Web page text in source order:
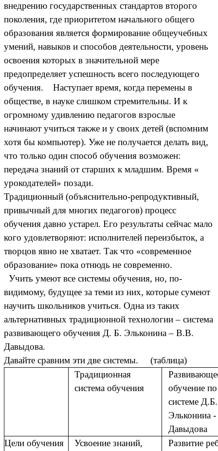
внедрению государственных стандартов второго
поколения, где приоритетом начального общего
образования является формирование общеучебных
умений, навыков и способов деятельности, уровень
освоения которых в значительной мере
предопределяет успешность всего последующего
обучения. Наступает время, когда перемены в
обществе, в науке слишком стремительны. И к
огромному удивлению педагогов взрослые
начинают учиться также и у своих детей (вспомним
хотя бы компьютер). Уже не получается делать вид,
что только один способ обучения возможен:
передача знаний от старших к младшим. Время «
урокодателей» позади.
Традиционный (объяснительно-репродуктивный,
привычный для многих педагогов) процесс
обучения давно устарел. Его результаты сейчас мало
кого удовлетворяют: исполнителей переизбыток, а
творцов явно не хватает. Так что «современное
образование» пока отнюдь не современно.
Учить умеют все системы обучения, но, по-
видимому, будущее за теми из них, которые сумеют
научить школьников учиться. Одна из таких
альтернативных традиционной технологии – система
развивающего обучения Д. Б. Эльконина – В.В.
Давыдова.
Давайте сравним эти две системы. (таблица)
Традиционная
система обучения
обучение по
системе Д.Б.
Эльконииа
Давыдова
Цели обучения
Усвоение знаний,
Развитие